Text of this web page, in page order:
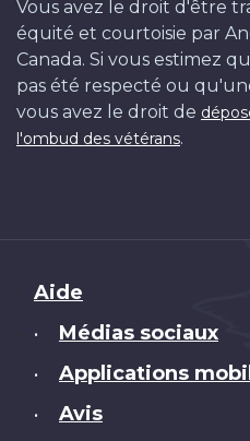
Vous avez le droit d'être
équité et courtoisie par
Canada. Si vous estimez
pas été respecté ou
vous avez le droit de
l'ombud des vétérans.
Brand
Aide
• Médias sociaux
• Applications
• Avis